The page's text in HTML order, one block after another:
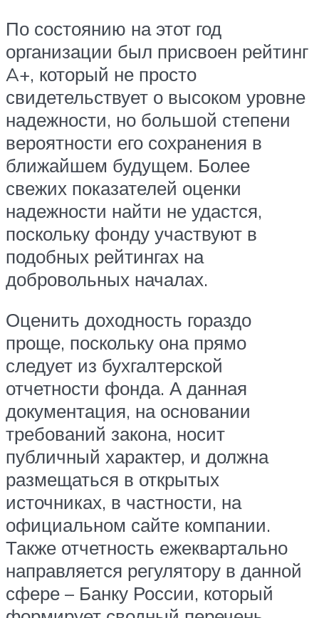
По состоянию на этот год
организации был присвоен рейтинг
A+, который не просто
свидетельствует о высоком уровне
надежности, но большой степени
вероятности его сохранения в
ближайшем будущем. Более
свежих показателей оценки
надежности найти не удастся,
поскольку фонду участвуют в
подобных рейтингах на
добровольных началах.
Оценить доходность гораздо
проще, поскольку она прямо
следует из бухгалтерской
отчетности фонда. А данная
документация, на основании
требований закона, носит
публичный характер, и должна
размещаться в открытых
источниках, в частности, на
официальном сайте компании.
Также отчетность ежеквартально
направляется регулятору в данной
сфере – Банку России, который